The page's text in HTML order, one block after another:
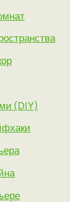
(DIY)